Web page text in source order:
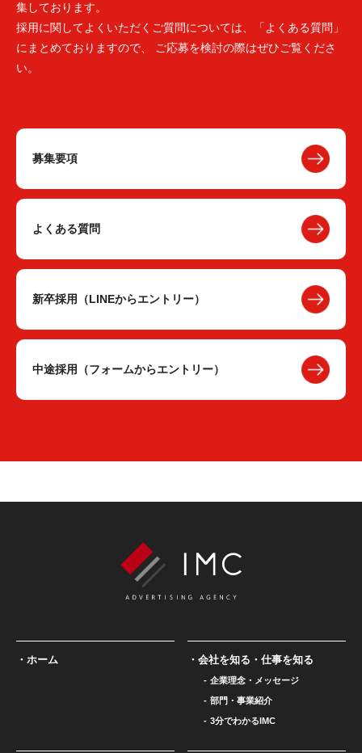
集しております。
採用に関してよくいただくご質問については、「よくある質問」
にまとめておりますので、 ご応募を検討の際はぜひご覧くださ
い。
募集要項
よくある質問
新卒採用（LINEからエントリー）
中途採用（フォームからエントリー）
ホーム 会社を知る・仕事を知る
企業理念・メッセージ
部門・事業紹介
3分でわかるIMC